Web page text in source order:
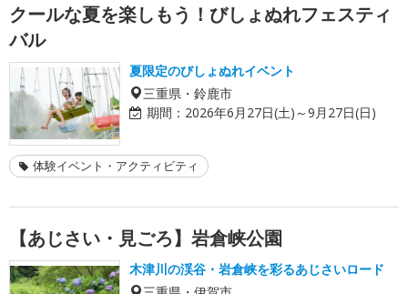
クールな夏を楽しもう！びしょぬれフェスティ
バル
夏限定のびしょぬれイベント
三重県・鈴鹿市
期間： 2026年6月27日(土)～9月27日(日)
体験イベント・アクティビティ
【あじさい・見ごろ】岩倉峡公園
木津川の渓谷・岩倉峡を彩るあじさいロード
三重県・伊賀市